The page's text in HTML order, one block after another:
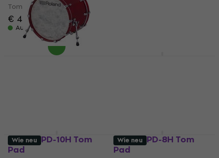
Tom Pad
€ 449
Auf Lager
Roland PD-10H Tom
Pad
Roland PD-8H Tom
Pad
Wie neu Wie neu